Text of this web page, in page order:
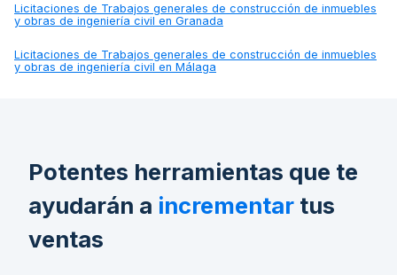
Licitaciones de Trabajos generales de construcción de inmuebles
y obras de ingeniería civil en Granada
Licitaciones de Trabajos generales de construcción de inmuebles
y obras de ingeniería civil en Málaga
Potentes herramientas que te
ayudarán a incrementar tus
ventas